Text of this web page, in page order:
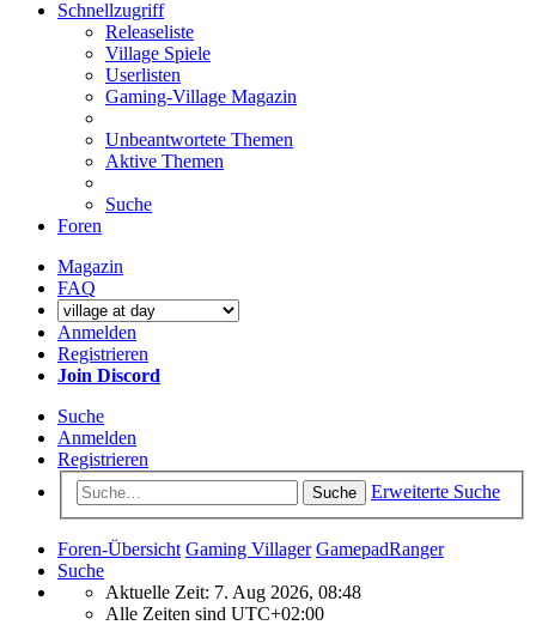
Schnellzugriff
Releaseliste
Village Spiele
Userlisten
Gaming-Village Magazin
Unbeantwortete Themen
Aktive Themen
Suche
Foren
Magazin
FAQ
Anmelden
Registrieren
Join Discord
Suche
Anmelden
Registrieren
Suche Erweiterte Suche
Foren-Übersicht Gaming Villager GamepadRanger
Suche
Aktuelle Zeit: 7. Aug 2026, 08:48
Alle Zeiten sind UTC+02:00